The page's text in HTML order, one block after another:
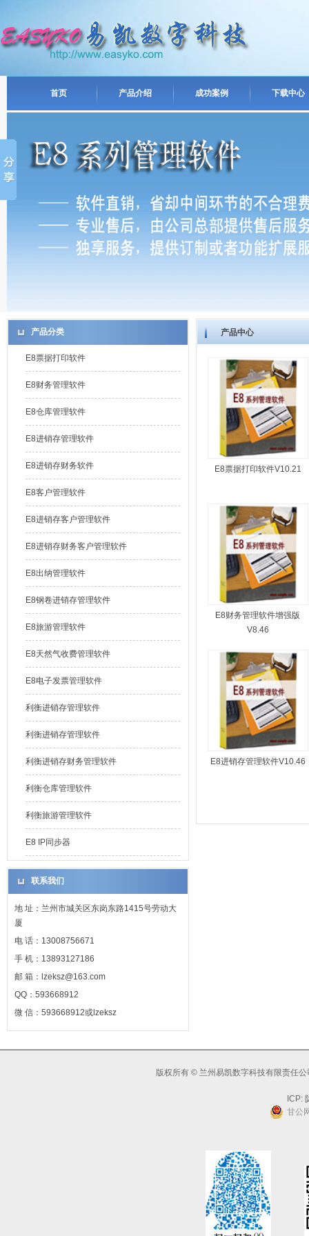
首页 产品介绍 成功案例 下载中心
产品分类
E8票据打印软件
E8财务管理软件
E8仓库管理软件
E8进销存管理软件
E8进销存财务软件
E8客户管理软件
E8进销存客户管理软件
E8进销存财务客户管理软件
E8出纳管理软件
E8钢卷进销存管理软件
E8旅游管理软件
E8天然气收费管理软件
E8电子发票管理软件
利衡进销存管理软件
利衡进销存管理软件
利衡进销存财务管理软件
利衡仓库管理软件
利衡旅游管理软件
E8 IP同步器
联系我们
地 址：兰州市城关区东岗东路1415号劳动大
厦
电 话：13008756671
手 机：13893127186
邮 箱：lzeksz@163.com
QQ：593668912
微 信：593668912或lzeksz
产品中心
E8票据打印软件V10.21
E8财务管理软件增强版
V8.46
E8进销存管理软件V10.46
版权所有 © 兰州易凯数字科技有限责任
ICP:
甘公